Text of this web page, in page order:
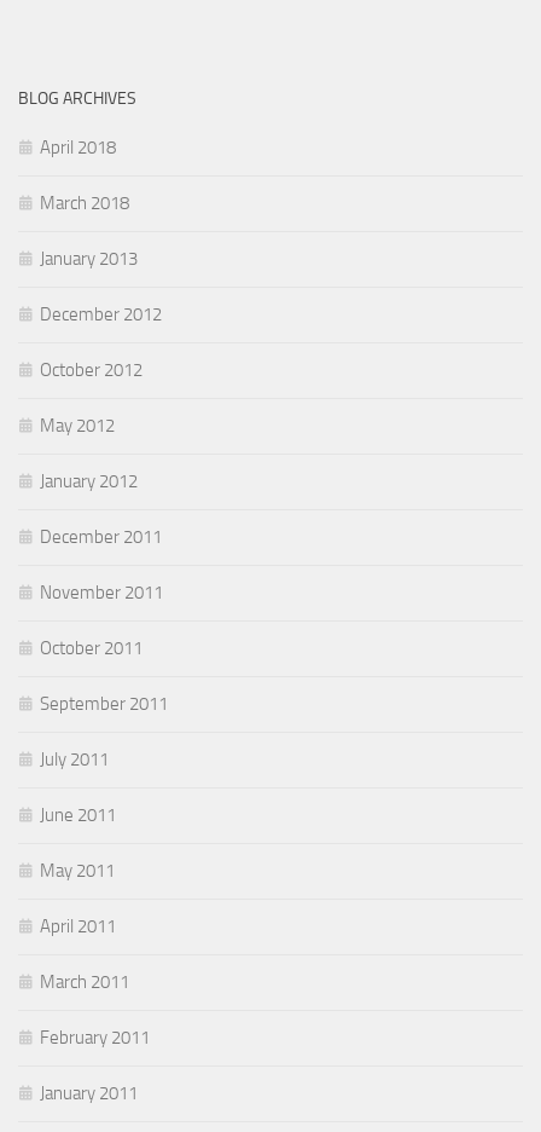
BLOG ARCHIVES
April 2018
March 2018
January 2013
December 2012
October 2012
May 2012
January 2012
December 2011
November 2011
October 2011
September 2011
July 2011
June 2011
May 2011
April 2011
March 2011
February 2011
January 2011